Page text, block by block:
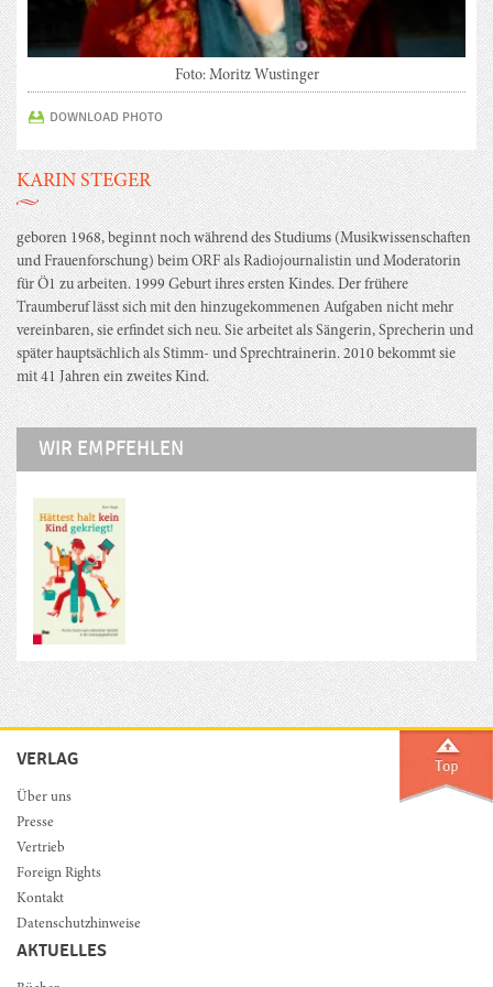
Foto: Moritz Wustinger
DOWNLOAD PHOTO
KARIN STEGER
geboren 1968, beginnt noch während des Studiums (Musikwissenschaften
und Frauenforschung) beim ORF als Radiojournalistin und Moderatorin
für Ö1 zu arbeiten. 1999 Geburt ihres ersten Kindes. Der frühere
Traumberuf lässt sich mit den hinzugekommenen Aufgaben nicht mehr
vereinbaren, sie erfindet sich neu. Sie arbeitet als Sängerin, Sprecherin und
später hauptsächlich als Stimm- und Sprechtrainerin. 2010 bekommt sie
mit 41 Jahren ein zweites Kind.
WIR EMPFEHLEN
VERLAG
Über uns
Presse
Vertrieb
Foreign Rights
Kontakt
Datenschutzhinweise
AKTUELLES